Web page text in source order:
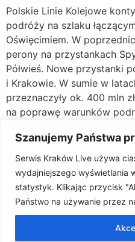
Szanujemy Państwa
Serwis Kraków Live używa
wydajniejszego wyświetlania
statystyk. Klikając przycisk
Państwo na używanie przez
Polskie Linie Kolejowe
podróży na szlaku
Oświęcimiem. W
perony na przystankach
Półwieś. Nowe przystanki
i Krakowie. W sumie w
przeznaczyły ok. 400 mln
na poprawę warunków
Źródło: PKP PLK SA